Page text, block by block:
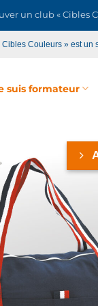
un club « Cibles
Cibles Couleurs » est un
suis formateur